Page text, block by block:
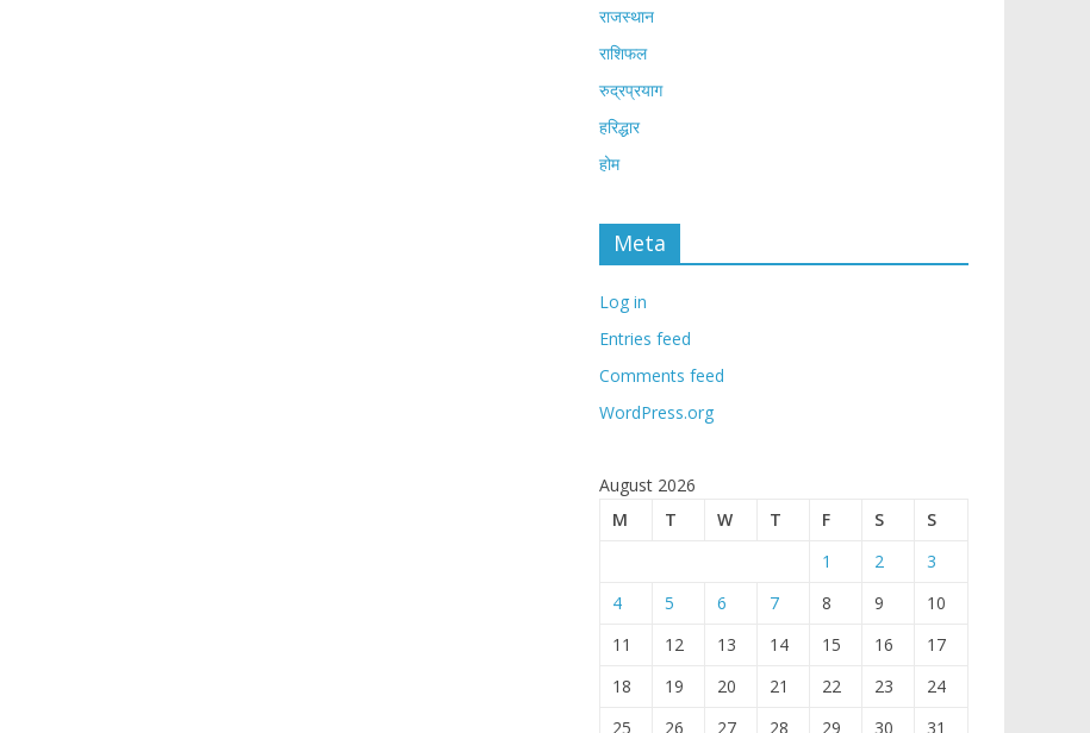
राजस्थान
राशिफल
रुद्रप्रयाग
हरिद्धार
होम
Meta
Log in
Entries feed
Comments feed
WordPress.org
August 2026
M
T W T F S
S
1
2
3
4
5 6 7 8 9
10
11
12 13 14 15 16
17
18
19 20 21 22 23
24
25
26 27 28 29 30 31